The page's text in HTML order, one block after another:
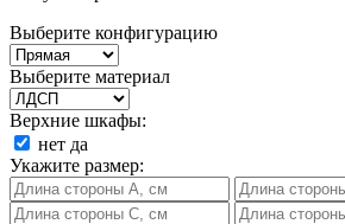
Выберите конфигурацию
Выберите материал
Верхние шкафы:
нет да
Укажите размер: